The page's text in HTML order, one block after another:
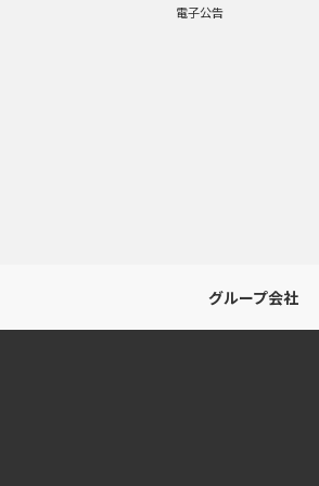
電子公告
グループ会社